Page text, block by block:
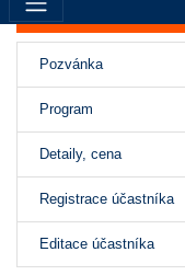
Pozvánka
Program
Detaily, cena(aktivní)
Registrace účastníka
Editace účastníka